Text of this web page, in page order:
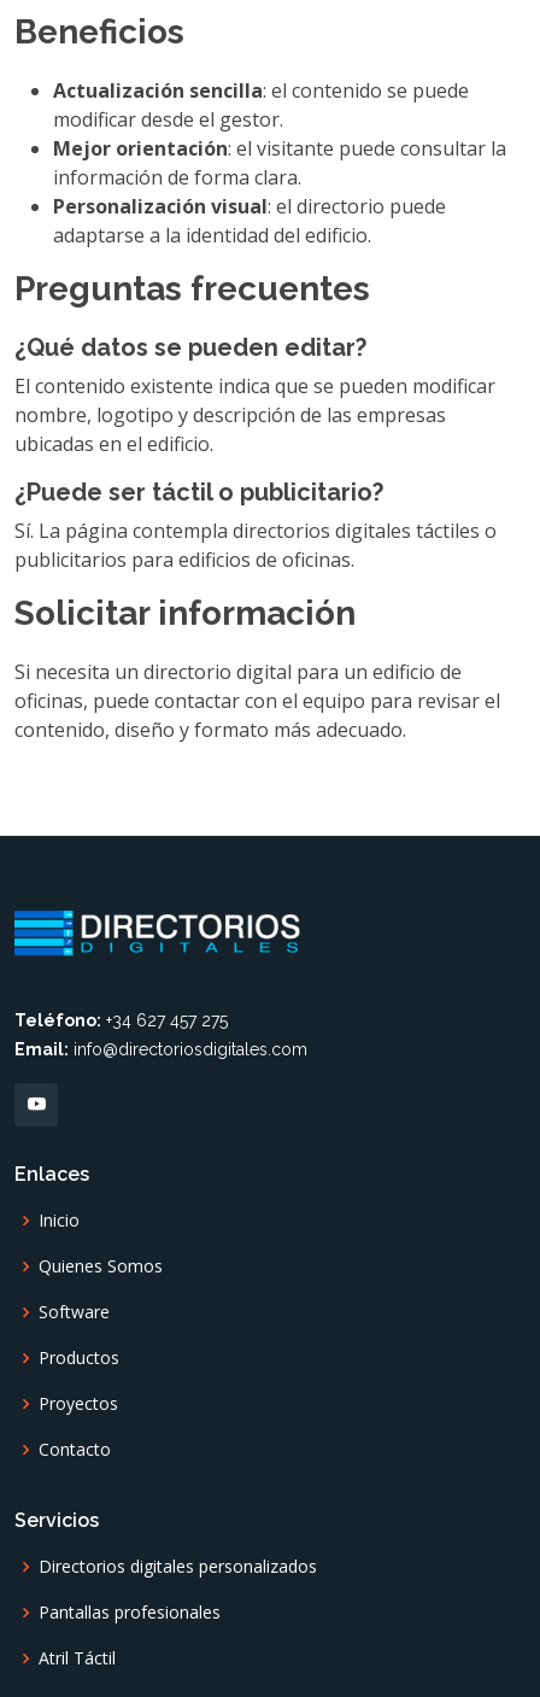
Beneficios
Actualización sencilla: el contenido se puede
modificar desde el gestor.
Mejor orientación: el visitante puede consultar la
información de forma clara.
Personalización visual: el directorio puede
adaptarse a la identidad del edificio.
Preguntas frecuentes
¿Qué datos se pueden editar?
El contenido existente indica que se pueden modificar
nombre, logotipo y descripción de las empresas
ubicadas en el edificio.
¿Puede ser táctil o publicitario?
Sí. La página contempla directorios digitales táctiles o
publicitarios para edificios de oficinas.
Solicitar información
Si necesita un directorio digital para un edificio de
oficinas, puede contactar con el equipo para revisar el
contenido, diseño y formato más adecuado.
Teléfono: +34 627 457 275
Email: info@directoriosdigitales.com
Enlaces
Inicio
Quienes Somos
Software
Productos
Proyectos
Contacto
Servicios
Directorios digitales personalizados
Pantallas profesionales
Atril Táctil